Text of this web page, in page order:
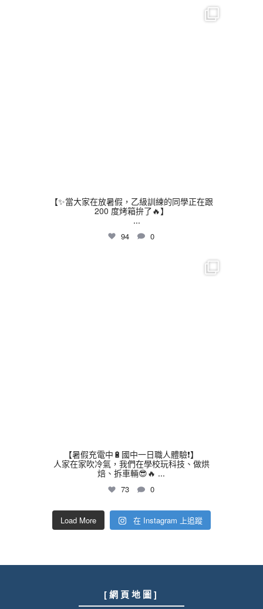
【✨當大家在放暑假，乙級訓練的同學正在跟
200 度烤箱拚了🔥】
...
94 0
【暑假充電中🔋國中一日職人體驗❗】
人家在家吹冷氣，我們在學校玩科技、做烘
焙、拆車輛😎🔥 ...
73 0
Load More 在 Instagram 上追蹤
[ 網 頁 地 圖 ]